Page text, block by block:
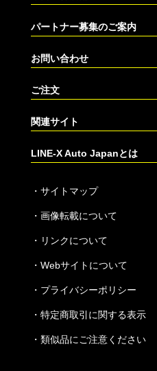
パートナー募集のご案内
お問い合わせ
ご注文
関連サイト
LINE-X Auto Japanとは
・ サイトマップ
・ 画像転載について
・ リンクについて
・ Webサイトについて
・ プライバシーポリシー
・ 特定商取引に関する表示
・ 類似品にご注意ください